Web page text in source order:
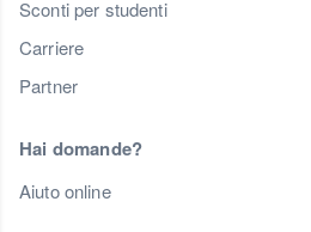
Sconti per studenti
Carriere
Partner
Hai domande?
Aiuto online